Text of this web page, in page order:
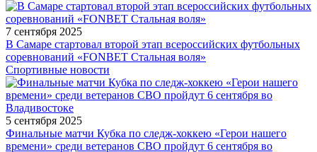
7 сентября 2025
В Самаре стартовал второй этап всероссийских футбольных
соревнований «FONBET Стальная воля»
Спортивные новости
5 сентября 2025
Финальные матчи Кубка по следж-хоккею «Герои нашего
времени» среди ветеранов СВО пройдут 6 сентября во